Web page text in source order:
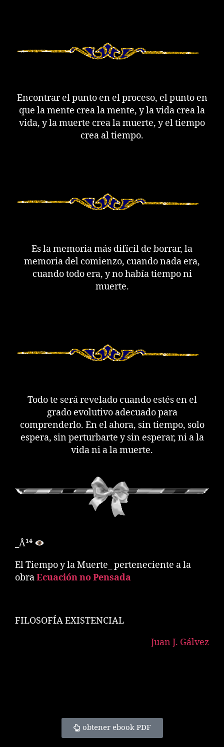
Encontrar el punto en el proceso, el punto en
que la mente crea la mente, y la vida crea la
vida, y la muerte crea la muerte, y el tiempo
crea al tiempo.
Es la memoria más difícil de borrar, la
memoria del comienzo, cuando nada era,
cuando todo era, y no había tiempo ni
muerte.
Todo te será revelado cuando estés en el
grado evolutivo adecuado para
comprenderlo. En el ahora, sin tiempo, solo
espera, sin perturbarte y sin esperar, ni a la
vida ni a la muerte.
_Å¹⁴
El Tiempo y la Muerte_ perteneciente a la
obraEcuación no Pensada
FILOSOFÍA EXISTENCIAL
Juan J. Gálvez
obtener ebook PDF